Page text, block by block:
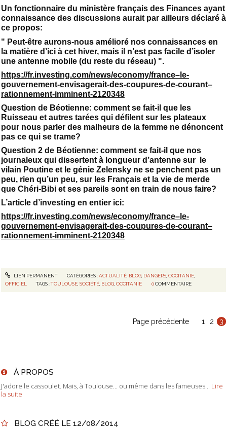
Un fonctionnaire du ministère français des Finances ayant
connaissance des discussions aurait par ailleurs déclaré à
ce propos:
" Peut-être aurons-nous amélioré nos connaissances en
la matière d’ici à cet hiver, mais il n’est pas facile d’isoler
une antenne mobile (du reste du réseau) ".
https://fr.investing.com/news/economy/france–le-
gouvernement-envisagerait-des-coupures-de-courant–
rationnement-imminent-2120348
Question de Béotienne: comment se fait-il que les
Ruisseau et autres tarées qui défilent sur les plateaux
pour nous parler des malheurs de la femme ne dénoncent
pas ce qui se trame?
Question 2 de Béotienne: comment se fait-il que nos
journaleux qui dissertent à longueur d’antenne sur le
vilain Poutine et le génie Zelensky ne se penchent pas un
peu, rien qu’un peu, sur les Français et la vie de merde
que Chéri-Bibi et ses pareils sont en train de nous faire?
L’article d’investing en entier ici:
https://fr.investing.com/news/economy/france–le-
gouvernement-envisagerait-des-coupures-de-courant–
rationnement-imminent-2120348
LIEN PERMANENT CATÉGORIES :ACTUALITÉ, BLOG, DANGERS, OCCITANIE,
OFFICIEL
TAGS :TOULOUSE ,SOCIÉTÉ BLOG ,OCCITANIE 0 COMMENTAIRE
Page précédente 1 2 3
À PROPOS
J'adore le cassoulet. Mais, à Toulouse... ou même dans les fameuses...
Lire
la suite
BLOG CRÉÉ LE 12/08/2014